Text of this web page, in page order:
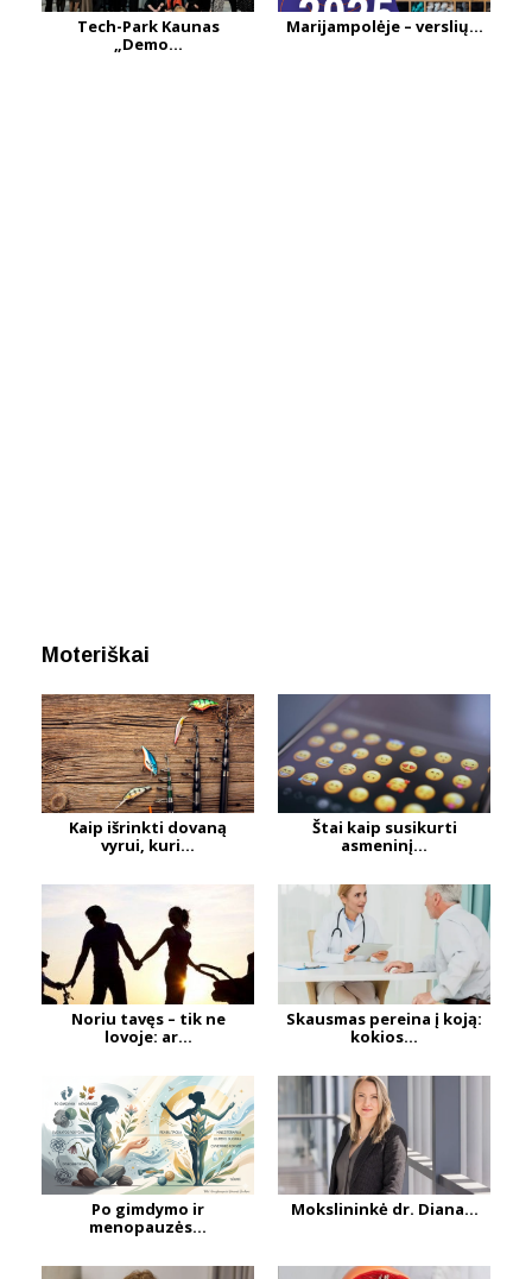
Tech-Park Kaunas
„Demo...
Marijampolėje – verslių...
Moteriškai
Kaip išrinkti dovaną
vyrui, kuri...
Štai kaip susikurti
asmeninį...
Noriu tavęs – tik ne
lovoje: ar...
Skausmas pereina į koją:
kokios...
Po gimdymo ir
menopauzės...
Mokslininkė dr. Diana...